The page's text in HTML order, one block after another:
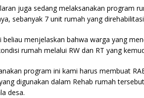
juga sedang melaksanakan program
sebanyak 7 unit rumah yang
beliau menjelaskan bahwa warga yang
rumah melalui RW dan RT yang
program ini kami harus membuat
digunakan dalam Rehab rumah
desa.